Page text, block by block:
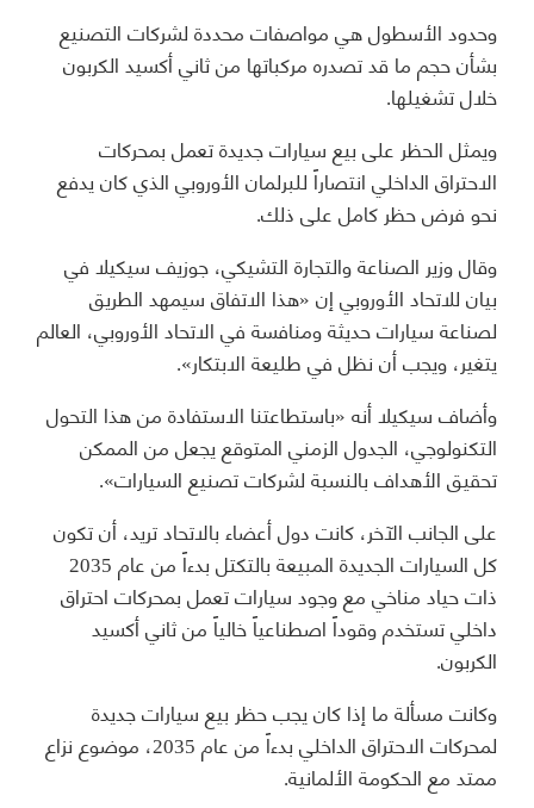
وحدود الأسطول هي مواصفات محددة لشركات التصنيع
بشأن حجم ما قد تصدره مركباتها من ثاني أكسيد الكربون
خلال تشغيلها.
ويمثل الحظر على بيع سيارات جديدة تعمل بمحركات
الاحتراق الداخلي انتصاراً للبرلمان الأوروبي الذي كان يدفع
نحو فرض حظر كامل على ذلك.
وقال وزير الصناعة والتجارة التشيكي، جوزيف سيكيلا في
بيان للاتحاد الأوروبي إن «هذا الاتفاق سيمهد الطريق
لصناعة سيارات حديثة ومنافسة في الاتحاد الأوروبي، العالم
يتغير، ويجب أن نظل في طليعة الابتكار».
وأضاف سيكيلا أنه «باستطاعتنا الاستفادة من هذا التحول
التكنولوجي، الجدول الزمني المتوقع يجعل من الممكن
تحقيق الأهداف بالنسبة لشركات تصنيع السيارات».
على الجانب الآخر، كانت دول أعضاء بالاتحاد تريد، أن تكون
كل السيارات الجديدة المبيعة بالتكتل بدءاً من عام 2035
ذات حياد مناخي مع وجود سيارات تعمل بمحركات احتراق
داخلي تستخدم وقوداً اصطناعياً خالياً من ثاني أكسيد
الكربون.
وكانت مسألة ما إذا كان يجب حظر بيع سيارات جديدة
لمحركات الاحتراق الداخلي بدءاً من عام 2035، موضوع نزاع
ممتد مع الحكومة الألمانية.